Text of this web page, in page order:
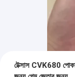
টেক্সাস CVK680